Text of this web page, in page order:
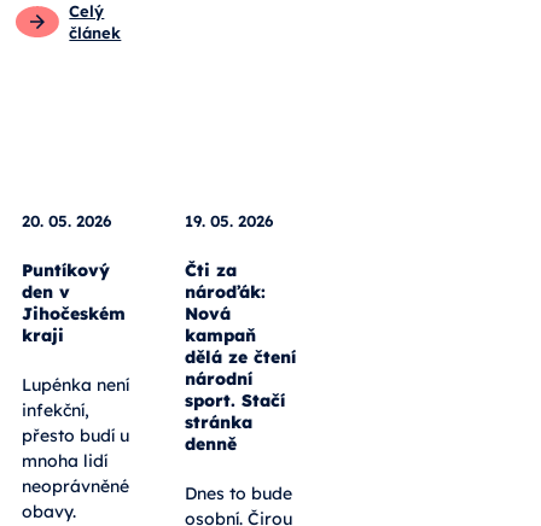
Celý
článek
20. 05. 2026
Puntíkový
den v
Jihočeském
kraji
Lupénka není
infekční,
přesto budí u
mnoha lidí
neoprávněné
obavy.
19. 05. 2026
Čti za
nároďák:
Nová
kampaň
dělá ze čtení
národní
sport. Stačí
denně